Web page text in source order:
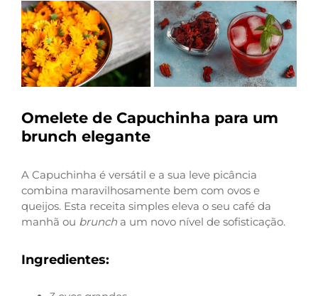
Omelete de Capuchinha para um
brunch elegante
A Capuchinha é versátil e a sua leve picância
combina maravilhosamente bem com ovos e
queijos. Esta receita simples eleva o seu café da
manhã ou brunch a um novo nível de sofisticação.
Ingredientes: